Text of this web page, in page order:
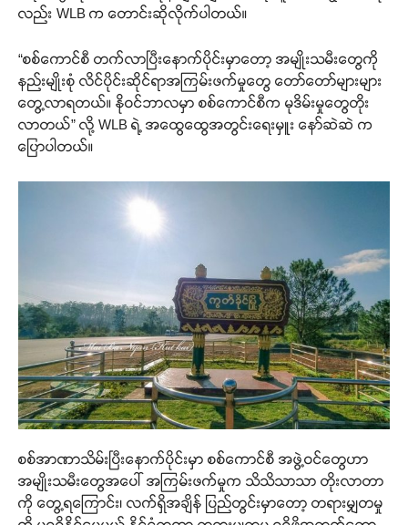
လည်း WLB က တောင်းဆိုလိုက်ပါတယ်။
“စစ်ကောင်စီ တက်လာပြီးနောက်ပိုင်းမှာတော့ အမျိုးသမီးတွေကို
နည်းမျိုးစုံ လိင်ပိုင်းဆိုင်ရာအကြမ်းဖက်မှုတွေ တော်တော်များများ
တွေ့လာရတယ်။ နိုဝင်ဘာလမှာ စစ်ကောင်စီက မုဒိမ်းမှုတွေတိုး
လာတယ်” လို့ WLB ရဲ့ အထွေထွေအတွင်းရေးမှူး နော်ဆဲဆဲ က
ပြောပါတယ်။
စစ်အာဏာသိမ်းပြီးနောက်ပိုင်းမှာ စစ်ကောင်စီ အဖွဲ့ဝင်တွေဟာ
အမျိုးသမီးတွေအပေါ် အကြမ်းဖက်မှုက သိသိသာသာ တိုးလာတာ
ကို တွေ့ရကြောင်း၊ လက်ရှိအချိန် ပြည်တွင်းမှာတော့ တရားမျှတမှု